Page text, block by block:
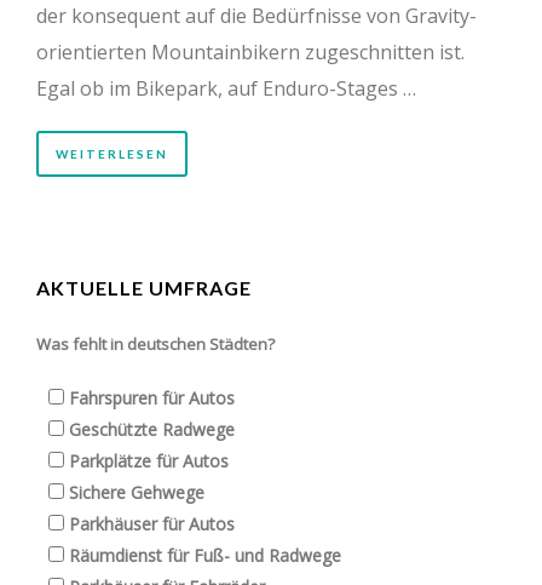
der konsequent auf die Bedürfnisse von Gravity-
orientierten Mountainbikern zugeschnitten ist.
Egal ob im Bikepark, auf Enduro-Stages …
WEITERLESEN
AKTUELLE UMFRAGE
Was fehlt in deutschen Städten?
Fahrspuren für Autos
Geschützte Radwege
Parkplätze für Autos
Sichere Gehwege
Parkhäuser für Autos
Räumdienst für Fuß- und Radwege